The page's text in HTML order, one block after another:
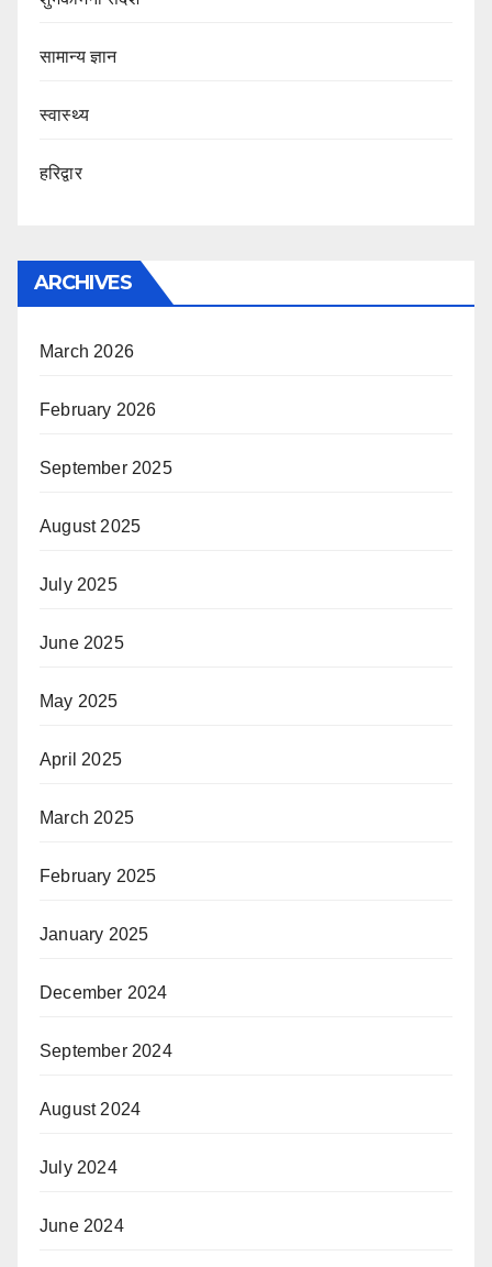
सामान्य ज्ञान
स्वास्थ्य
हरिद्वार
ARCHIVES
March 2026
February 2026
September 2025
August 2025
July 2025
June 2025
May 2025
April 2025
March 2025
February 2025
January 2025
December 2024
September 2024
August 2024
July 2024
June 2024